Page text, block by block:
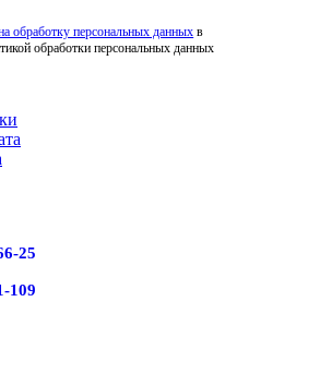
обработку персональных данных в
обработки персональных данных
25
109